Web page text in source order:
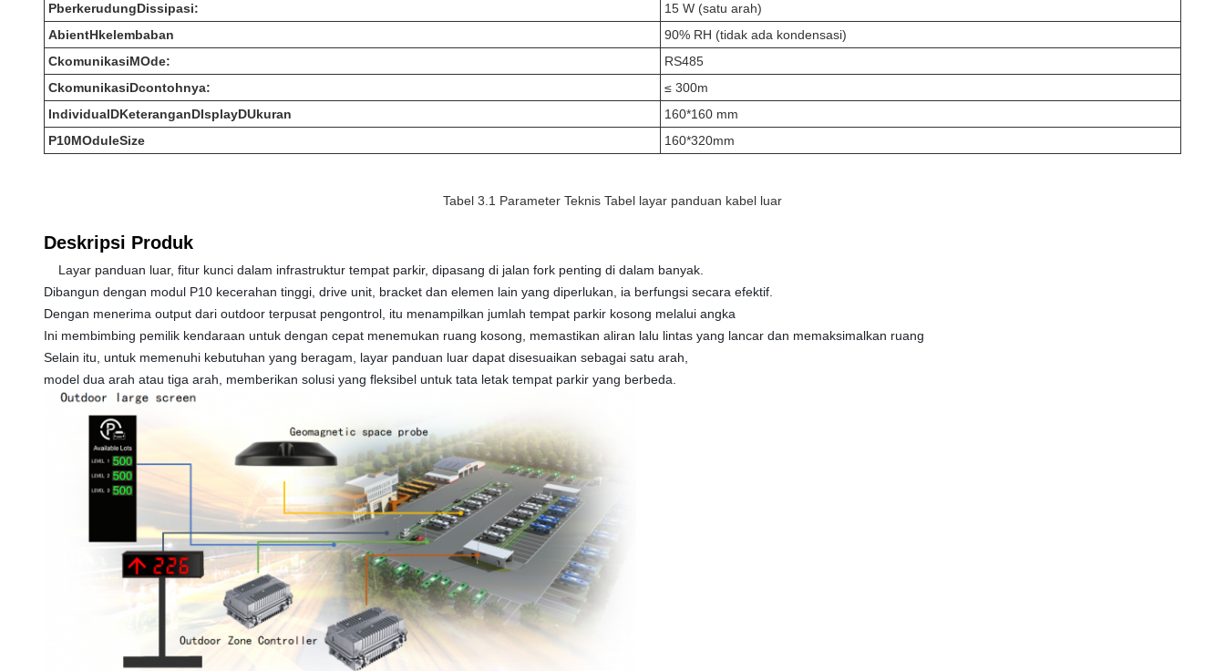
PberkerudungDissipasi:
15 W (satu arah)
AbientHkelembaban
90% RH (tidak ada kondensasi)
CkomunikasiMOde:
RS485
CkomunikasiDcontohnya:
≤ 300m
IndividualDKeteranganDIsplayDUkuran
160*160 mm
P10MOduleSize 160*320mm
Tabel 3.1 Parameter Teknis Tabel layar panduan kabel luar
Deskripsi Produk
Layar panduan luar, fitur kunci dalam infrastruktur tempat parkir, dipasang di jalan fork penting di dalam banyak.
Dibangun dengan modul P10 kecerahan tinggi, drive unit, bracket dan elemen lain yang diperlukan, ia berfungsi secara efektif.
Dengan menerima output dari outdoor terpusat pengontrol, itu menampilkan jumlah tempat parkir kosong melalui angka
Ini membimbing pemilik kendaraan untuk dengan cepat menemukan ruang kosong, memastikan aliran lalu lintas yang lancar dan memaksimalkan ruang
Selain itu, untuk memenuhi kebutuhan yang beragam, layar panduan luar dapat disesuaikan sebagai satu arah,
model dua arah atau tiga arah, memberikan solusi yang fleksibel untuk tata letak tempat parkir yang berbeda.